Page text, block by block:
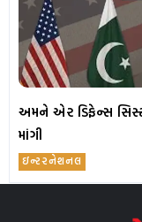
અમને એર ડિફેન્સ
માંગી
ઇન્ટરનેશનલ